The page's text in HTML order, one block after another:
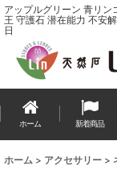
アップルグリーン 青リン
王 守護石 潜在能力 不安
日
ホーム 新着商品
ホーム > アクセサリー >